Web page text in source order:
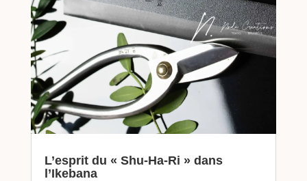
L’esprit du « Shu-Ha-Ri » dans
l’Ikebana